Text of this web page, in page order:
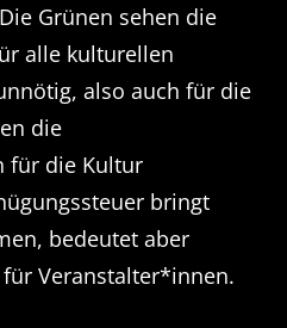
Grünen sehen die
alle kulturellen
also auch für die
die
für die Kultur
bringt
bedeutet aber
Veranstalter*innen.